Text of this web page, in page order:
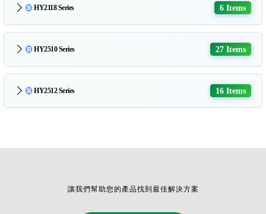
HY2118 Series 6 Items
HY2510 Series 27 Items
HY2512 Series 16 Items
讓我們幫助您的產品找到最佳解決方案